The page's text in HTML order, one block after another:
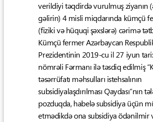
verildiyi təqdirdə vurulmuş ziyanın
gəlirin) 4 misli miqdarında kümçü
(fiziki və hüquqi şəxslərə) cərimə
Kümçü fermer Azərbaycan
Prezidentinin 2019-cu il 27 iyun
nömrəli Fərmanı ilə təsdiq edilmiş
təsərrüfatı məhsulları istehsalının
subsidiyalaşdırılması Qaydası”nın
pozduqda, habelə subsidiya üçün
etmədikdə ona subsidiya ödənilmir